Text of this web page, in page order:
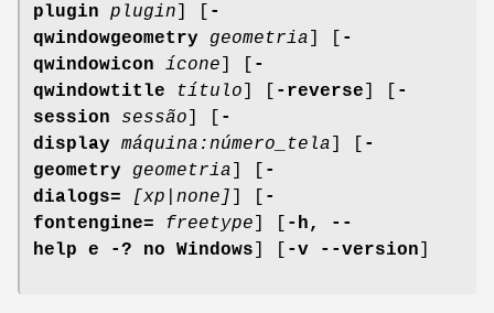
plugin
plugin
-
qwindowgeometry
geometria
-
qwindowicon
ícone
-
qwindowtitle
título -reverse
-
session
sessão
-
display
máquina:número_tela
-
geometry
geometria
-
dialogs=
[xp|none]
-
fontengine=
freetype
-h, --
help e -? no Windows
-v --version